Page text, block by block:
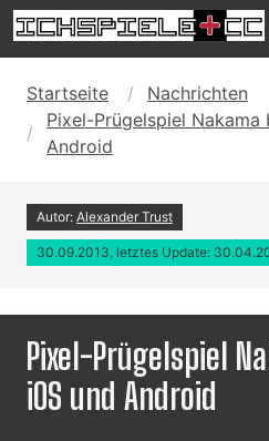
Startseite
Nachrichten
Pixel-Prügelspiel Nakama
Android
Autor: Alexander Trust
30.09.2013, letztes Update:
Pixel-Prügelspiel
iOS und Android